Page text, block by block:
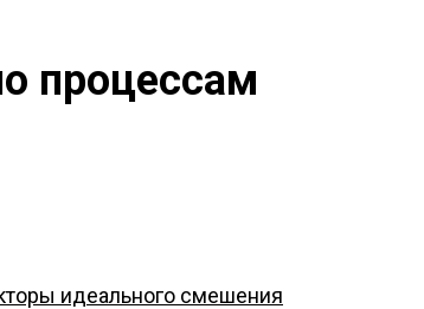
процессам
идеального смешения